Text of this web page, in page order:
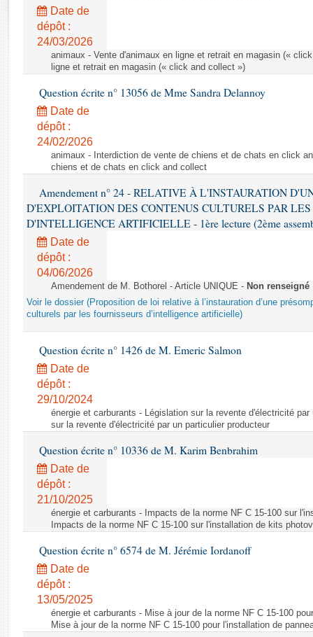
Rapports législatifs
Rapports sur l'application des lois
Baromètre de l’application des lois
Dossiers législatifs
Budget et sécurité sociale
Questions écrites et orales
Comptes rendus des débats
Date de
dépôt :
24/03/2026
animaux - Vente d'animaux en ligne et retrait en magasin («
ligne et retrait en magasin (« click and collect »)
Question écrite n° 13056 de Mme Sandra Delannoy
Date de
dépôt :
24/02/2026
animaux - Interdiction de vente de chiens et de chats en click
chiens et de chats en click and collect
Amendement n° 24 - RELATIVE À L'INSTAURATION
D'EXPLOITATION DES CONTENUS CULTURELS PAR LES
D'INTELLIGENCE ARTIFICIELLE - 1ère lecture (2ème
Date de
dépôt :
04/06/2026
Amendement de M. Bothorel - Article UNIQUE - Non renseigné
Voir le dossier (Proposition de loi relative à l’instauration d’une
culturels par les fournisseurs d’intelligence artificielle)
Question écrite n° 1426 de M. Emeric Salmon
Date de
dépôt :
29/10/2024
énergie et carburants - Législation sur la revente d'électricité
sur la revente d'électricité par un particulier producteur
Question écrite n° 10336 de M. Karim Benbrahim
Date de
dépôt :
21/10/2025
énergie et carburants - Impacts de la norme NF C 15-100 sur
Impacts de la norme NF C 15-100 sur l'installation de kits
Question écrite n° 6574 de M. Jérémie Iordanoff
Date de
dépôt :
13/05/2025
énergie et carburants - Mise à jour de la norme NF C 15-100
Mise à jour de la norme NF C 15-100 pour l'installation de